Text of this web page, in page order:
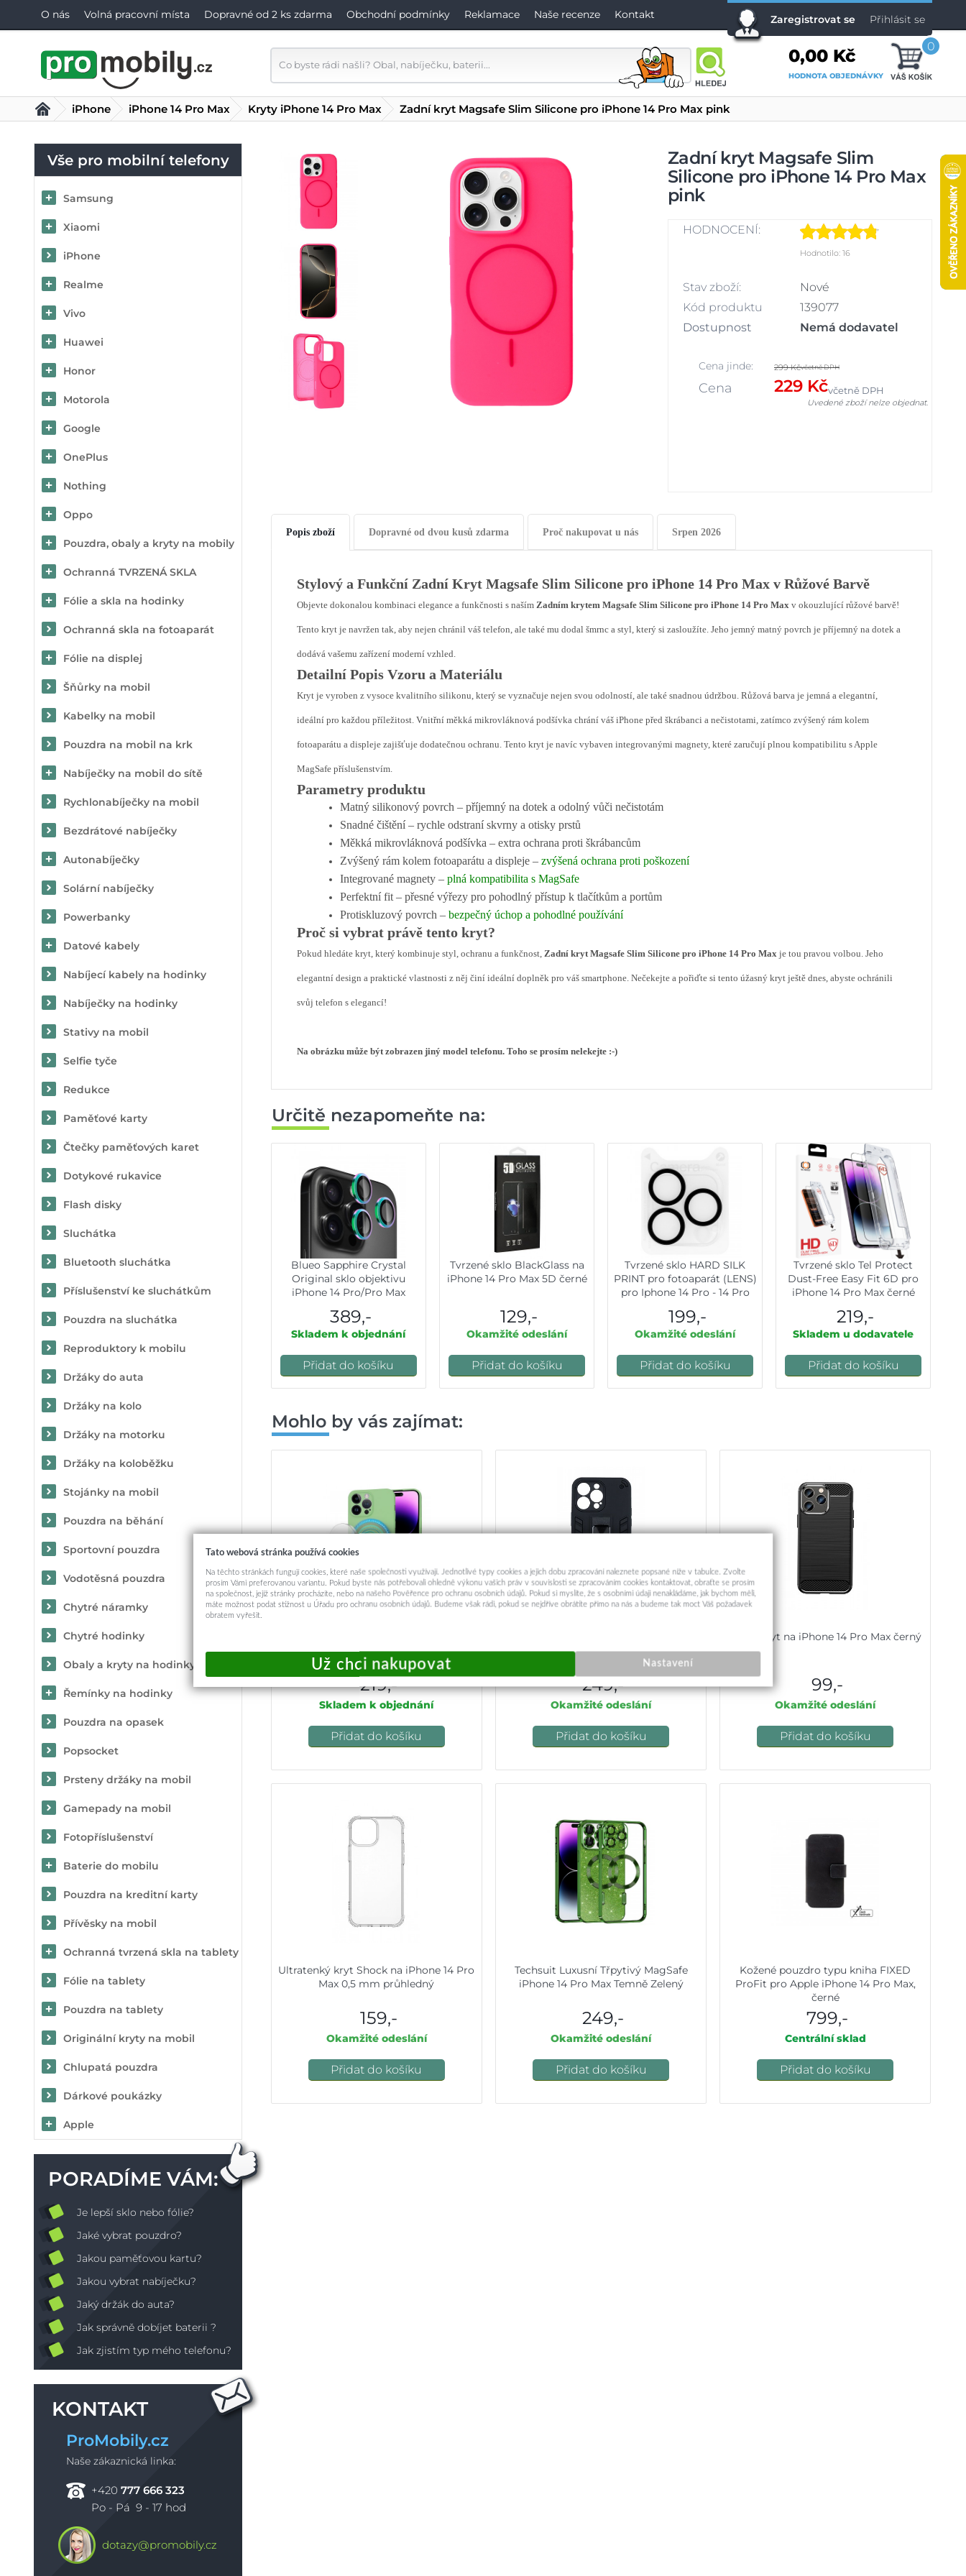
O nás Volná pracovní místa Dopravné od 2 ks zdarma Obchodní podmínky Reklamace Naše recenze Kontakt Zaregistrovat se Přihlásit se
0,00 Kč
HODNOTA OBJEDNÁVKY
0
Vše pro mobilní telefony
Samsung
Xiaomi
iPhone
Realme
Vivo
Huawei
Honor
Motorola
Google
OnePlus
Nothing
Oppo
Pouzdra, obaly a kryty na mobily
Ochranná TVRZENÁ SKLA
Fólie a skla na hodinky
Ochranná skla na fotoaparát
Fólie na displej
Šňůrky na mobil
Kabelky na mobil
Pouzdra na mobil na krk
Nabíječky na mobil do sítě
Rychlonabíječky na mobil
Bezdrátové nabíječky
Autonabíječky
Solární nabíječky
Powerbanky
Datové kabely
Nabíjecí kabely na hodinky
Nabíječky na hodinky
Stativy na mobil
Selfie tyče
Redukce
Paměťové karty
Čtečky paměťových karet
Dotykové rukavice
Flash disky
Sluchátka
Bluetooth sluchátka
Příslušenství ke sluchátkům
Pouzdra na sluchátka
Reproduktory k mobilu
Držáky do auta
Držáky na kolo
Držáky na motorku
Držáky na koloběžku
Stojánky na mobil
Pouzdra na běhání
Sportovní pouzdra
Vodotěsná pouzdra
Chytré náramky
Chytré hodinky
Obaly a kryty na hodinky
Řemínky na hodinky
Pouzdra na opasek
Popsocket
Prsteny držáky na mobil
Gamepady na mobil
Fotopříslušenství
Baterie do mobilu
Pouzdra na kreditní karty
Přívěsky na mobil
Ochranná tvrzená skla na tablety
Fólie na tablety
Pouzdra na tablety
Originální kryty na mobil
Chlupatá pouzdra
Dárkové poukázky
Apple
PORADÍME VÁM:
Je lepší sklo nebo fólie?
Jaké vybrat pouzdro?
Jakou paměťovou kartu?
Jakou vybrat nabíječku?
Jaký držák do auta?
Jak správně dobíjet baterii ?
Jak zjistím typ mého telefonu?
KONTAKT
ProMobily.cz
Naše zákaznická linka:
+420 777 666 323
Po - Pá 9 - 17 hod
dotazy@promobily.cz
iPhone iPhone 14 Pro Max Kryty iPhone 14 Pro Max Zadní kryt Magsafe Slim Silicone pro iPhone 14 Pro Max pink
Zadní kryt Magsafe Slim
Silicone pro iPhone 14 Pro Max
pink
HODNOCENÍ:
Hodnotilo: 16
Stav zboží:
Nové
Kód produktu
139077
Dostupnost
Nemá dodavatel
Cena jinde: 299 Kčvčetně DPH
Cena 229 Kčvčetně DPH
Uvedené zboží nelze objednat.
Popis zboží Dopravné od dvou kusů zdarma Proč nakupovat u nás Srpen 2026
Stylový a Funkční Zadní Kryt Magsafe Slim Silicone pro iPhone 14 Pro Max v Růžové Barvě
Objevte dokonalou kombinaci elegance a funkčnosti s naším Zadním krytem Magsafe Slim Silicone pro iPhone 14 Pro Max v okouzlující růžové barvě!
Tento kryt je navržen tak, aby nejen chránil váš telefon, ale také mu dodal šmrnc a styl, který si zasloužíte. Jeho jemný matný povrch je příjemný na dotek a
dodává vašemu zařízení moderní vzhled.
Detailní Popis Vzoru a Materiálu
Kryt je vyroben z vysoce kvalitního silikonu, který se vyznačuje nejen svou odolností, ale také snadnou údržbou. Růžová barva je jemná a elegantní,
ideální pro každou příležitost. Vnitřní měkká mikrovláknová podšívka chrání váš iPhone před škrábanci a nečistotami, zatímco zvýšený rám kolem
fotoaparátu a displeje zajišťuje dodatečnou ochranu. Tento kryt je navíc vybaven integrovanými magnety, které zaručují plnou kompatibilitu s Apple
MagSafe příslušenstvím.
Parametry produktu
Matný silikonový povrch – příjemný na dotek a odolný vůči nečistotám
Snadné čištění – rychle odstraní skvrny a otisky prstů
Měkká mikrovláknová podšívka – extra ochrana proti škrábancům
Zvýšený rám kolem fotoaparátu a displeje – zvýšená ochrana proti poškození
Integrované magnety – plná kompatibilita s MagSafe
Perfektní fit – přesné výřezy pro pohodlný přístup k tlačítkům a portům
Protiskluzový povrch – bezpečný úchop a pohodlné používání
Proč si vybrat právě tento kryt?
Pokud hledáte kryt, který kombinuje styl, ochranu a funkčnost, Zadní kryt Magsafe Slim Silicone pro iPhone 14 Pro Max je tou pravou volbou. Jeho
elegantní design a praktické vlastnosti z něj činí ideální doplněk pro váš smartphone. Nečekejte a pořiďte si tento úžasný kryt ještě dnes, abyste ochránili
svůj telefon s elegancí!
Na obrázku může být zobrazen jiný model telefonu. Toho se prosím nelekejte :-)
Určitě nezapomeňte na:
Blueo Sapphire Crystal
Original sklo objektivu
iPhone 14 Pro/Pro Max
389,-
Skladem k objednání
Přidat do košíku
Tvrzené sklo BlackGlass na
iPhone 14 Pro Max 5D černé
129,-
Okamžité odeslání
Přidat do košíku
Tvrzené sklo HARD SILK
PRINT pro fotoaparát (LENS)
pro Iphone 14 Pro - 14 Pro
199,-
Okamžité odeslání
Přidat do košíku
Tvrzené sklo Tel Protect
Dust-Free Easy Fit 6D pro
iPhone 14 Pro Max černé
219,-
Skladem u dodavatele
Přidat do košíku
Mohlo by vás zajímat:
14 Pro Max mátově zelený
219,-
Skladem k objednání
Přidat do košíku
iPhone 14 Pro Max černý
249,-
Okamžité odeslání
Přidat do košíku
Zadní kryt na iPhone 14 Pro Max černý
99,-
Okamžité odeslání
Přidat do košíku
Ultratenký kryt Shock na iPhone 14 Pro
Max 0,5 mm průhledný
159,-
Okamžité odeslání
Přidat do košíku
Techsuit Luxusní Třpytivý MagSafe
iPhone 14 Pro Max Temně Zelený
249,-
Okamžité odeslání
Přidat do košíku
Kožené pouzdro typu kniha FIXED
ProFit pro Apple iPhone 14 Pro Max,
černé
799,-
Centrální sklad
Přidat do košíku
Tato webová stránka používá cookies
Na těchto stránkách fungují cookies, které naše společnosti využívají. Jednotlivé typy cookies a jejich dobu zpracování naleznete popsané níže v tabulce. Zvolte
prosím Vámi preferovanou variantu. Pokud byste nás potřebovali ohledně výkonu vašich práv v souvislosti se zpracováním cookies kontaktovat, obraťte se prosím
na společnost, jejíž stránky procházíte, nebo na našeho Pověřence pro ochranu osobních údajů. Pokud si myslíte, že s osobními údaji nenakládáme, jak bychom měli,
máte možnost podat stížnost u Úřadu pro ochranu osobních údajů. Budeme však rádi, pokud se nejdříve obrátíte přímo na nás a budeme tak moct Váš požadavek
obratem vyřešit.
Nastavení